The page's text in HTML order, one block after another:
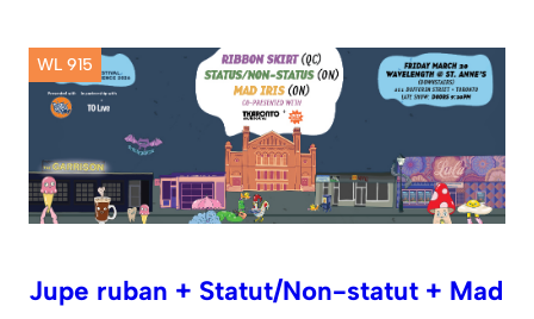
WL 915
Jupe ruban + Statut/Non-statut + Mad